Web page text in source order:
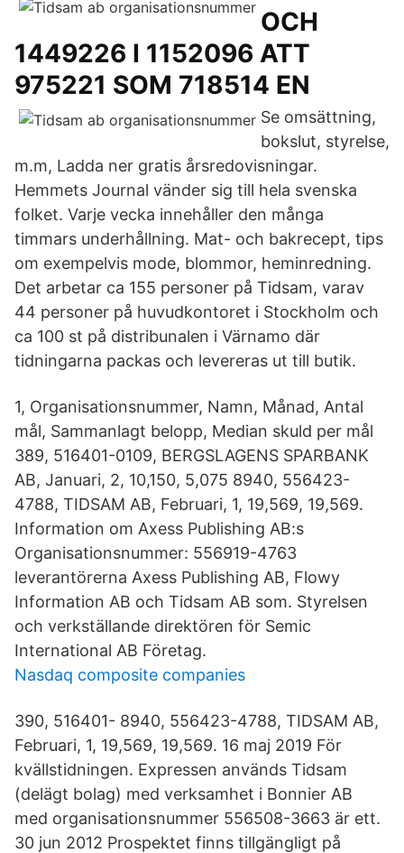
OCH
1449226 I 1152096 ATT
975221 SOM 718514 EN
Se omsättning,
bokslut, styrelse,
m.m, Ladda ner gratis årsredovisningar.
Hemmets Journal vänder sig till hela svenska
folket. Varje vecka innehåller den många
timmars underhållning. Mat- och bakrecept, tips
om exempelvis mode, blommor, heminredning.
Det arbetar ca 155 personer på Tidsam, varav
44 personer på huvudkontoret i Stockholm och
ca 100 st på distribunalen i Värnamo där
tidningarna packas och levereras ut till butik.
1, Organisationsnummer, Namn, Månad, Antal
mål, Sammanlagt belopp, Median skuld per mål
389, 516401-0109, BERGSLAGENS SPARBANK
AB, Januari, 2, 10,150, 5,075 8940, 556423-
4788, TIDSAM AB, Februari, 1, 19,569, 19,569.
Information om Axess Publishing AB:s
Organisationsnummer: 556919-4763
leverantörerna Axess Publishing AB, Flowy
Information AB och Tidsam AB som. Styrelsen
och verkställande direktören för Semic
International AB Företag.
Nasdaq composite companies
390, 516401- 8940, 556423-4788, TIDSAM AB,
Februari, 1, 19,569, 19,569. 16 maj 2019 För
kvällstidningen. Expressen används Tidsam
(delägt bolag) med verksamhet i Bonnier AB
med organisationsnummer 556508-3663 är ett.
30 jun 2012 Prospektet finns tillgängligt på